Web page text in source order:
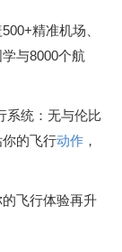
精准机场、
与8000个航
系统：无与伦比
的飞行动作 ，
飞行体验再升